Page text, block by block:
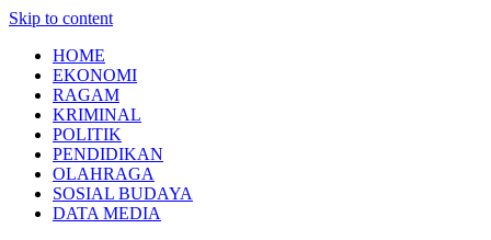
Skip to content
HOME
EKONOMI
RAGAM
KRIMINAL
POLITIK
PENDIDIKAN
OLAHRAGA
SOSIAL BUDAYA
DATA MEDIA